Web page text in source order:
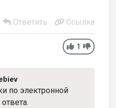
Ответить Ссылка
1
по электронной